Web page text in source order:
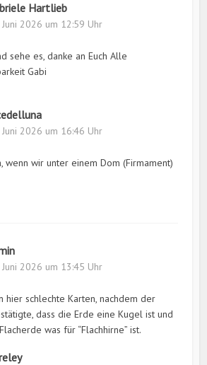
Hartlieb
Juni 2026 um 12:59 Uhr
sehe es, danke an Euch Alle
Gabi
Juni 2026 um 16:46 Uhr
wenn wir unter einem Dom (Firmament)
Juni 2026 um 13:45 Uhr
hier schlechte Karten, nachdem der
dass die Erde eine Kugel ist und
was für “Flachhirne” ist.